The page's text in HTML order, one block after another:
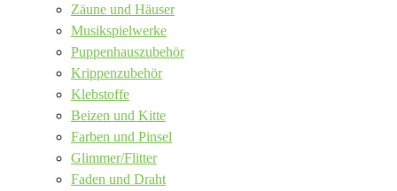
Zäune und Häuser
Musikspielwerke
Puppenhauszubehör
Krippenzubehör
Klebstoffe
Beizen und Kitte
Farben und Pinsel
Glimmer/Flitter
Faden und Draht